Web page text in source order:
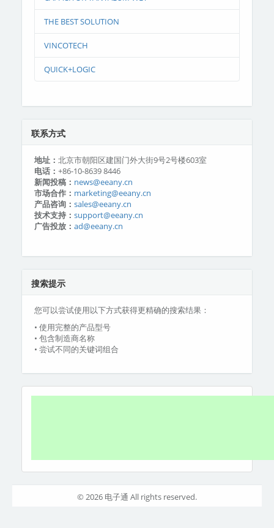
THE BEST SOLUTION
VINCOTECH
QUICK+LOGIC
联系方式
地址： 北京市朝阳区建国门外大街9号2号楼603室
电话： +86-10-8639 8446
新闻投稿： news@eeany.cn
市场合作： marketing@eeany.cn
产品咨询： sales@eeany.cn
技术支持： support@eeany.cn
广告投放： ad@eeany.cn
搜索提示
您可以尝试使用以下方式获得更精确的搜索结果：
• 使用完整的产品型号
• 包含制造商名称
• 尝试不同的关键词组合
© 2026 电子通 All rights reserved.